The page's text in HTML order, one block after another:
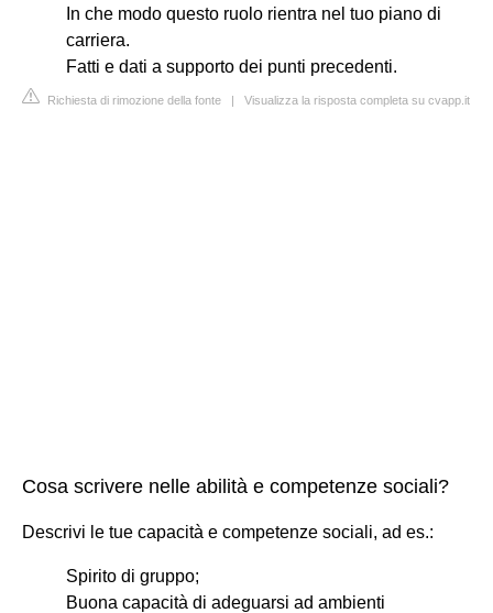
In che modo questo ruolo rientra nel tuo piano di
carriera.
Fatti e dati a supporto dei punti precedenti.
Richiesta di rimozione della fonte | Visualizza la risposta completa su cvapp.it
Cosa scrivere nelle abilità e competenze sociali?
Descrivi le tue capacità e competenze sociali, ad es.:
Spirito di gruppo;
Buona capacità di adeguarsi ad ambienti